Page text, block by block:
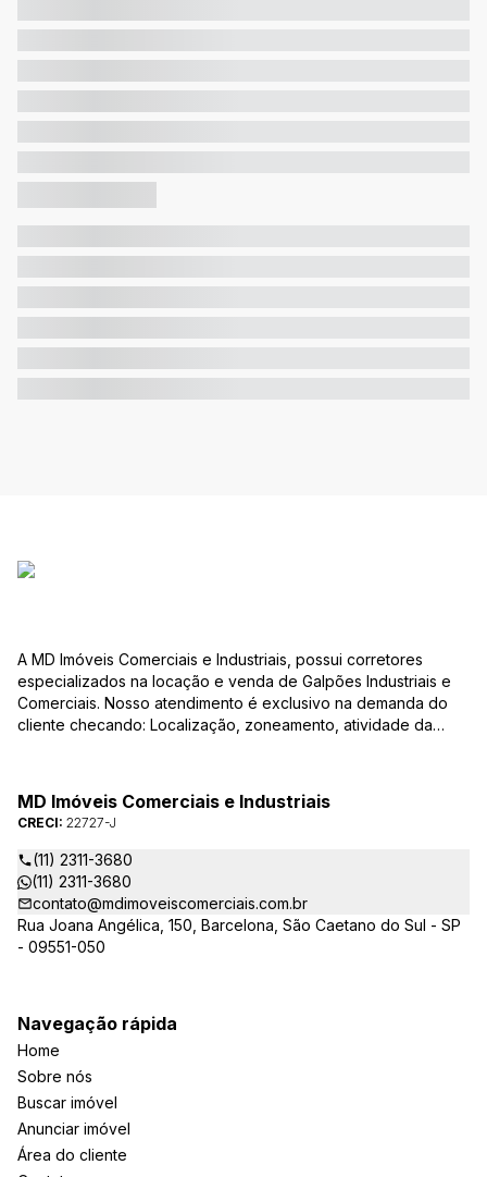
A MD Imóveis Comerciais e Industriais, possui corretores
especializados na locação e venda de Galpões Industriais e
Comerciais. Nosso atendimento é exclusivo na demanda do
cliente checando: Localização, zoneamento, atividade da
atender de verdade a sua necessidade!
MD Imóveis Comerciais e Industriais
CRECI: 22727-J
(11) 2311-3680
(11) 2311-3680
contato@mdimoveiscomerciais.com.br
Rua Joana Angélica, 150, Barcelona, São Caetano do Sul - SP
- 09551-050
Navegação rápida
Home
Sobre nós
Buscar imóvel
Anunciar imóvel
Área do cliente